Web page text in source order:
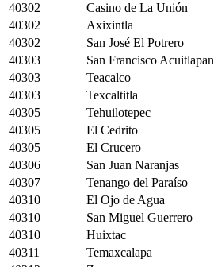
40302
Casino de La Unión
40302
Axixintla
40302
San José El Potrero
40303
San Francisco Acuitlapan
40303
Teacalco
40303
Texcaltitla
40305
Tehuilotepec
40305
El Cedrito
40305
El Crucero
40306
San Juan Naranjas
40307
Tenango del Paraíso
40310
El Ojo de Agua
40310
San Miguel Guerrero
40310
Huixtac
40311
Temaxcalapa